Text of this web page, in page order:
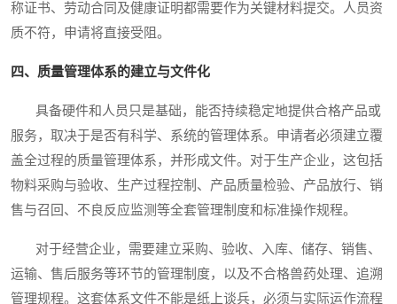
称证书、劳动合同及健康证明都需要作为关键材料提交。人员资
质不符，申请将直接受阻。
四、质量管理体系的建立与文件化
具备硬件和人员只是基础，能否持续稳定地提供合格产品或
服务，取决于是否有科学、系统的管理体系。申请者必须建立覆
盖全过程的质量管理体系，并形成文件。对于生产企业，这包括
物料采购与验收、生产过程控制、产品质量检验、产品放行、销
售与召回、不良反应监测等全套管理制度和标准操作规程。
对于经营企业，需要建立采购、验收、入库、储存、销售、
运输、售后服务等环节的管理制度，以及不合格兽药处理、追溯
管理规程。这套体系文件不能是纸上谈兵，必须与实际运作流程